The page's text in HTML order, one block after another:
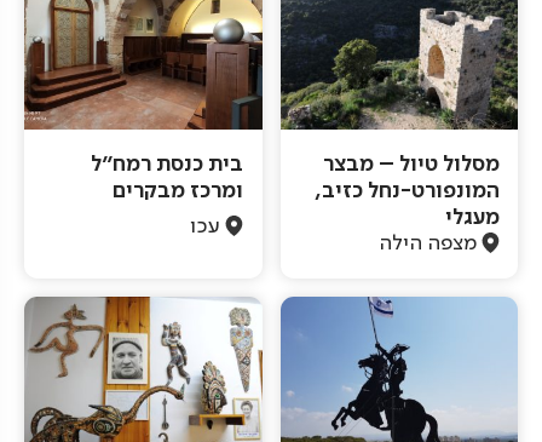
מסלול טיול – מבצר
המונפורט-נחל כזיב,
מעגלי
מצפה הילה
בית כנסת רמח"ל
ומרכז מבקרים
עכו